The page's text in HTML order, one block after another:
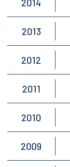
2014
2013
2012
2011
2010
2009